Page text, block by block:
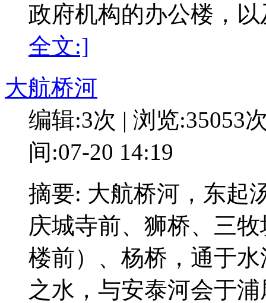
政府机构的办公楼，
全文:]
大航桥河
编辑:3次 | 浏览:35053
间:07-20 14:19
摘要: 大航桥河，东起
庆城寺前、狮桥、三
楼前）、杨桥，通于
之水，与安泰河会于